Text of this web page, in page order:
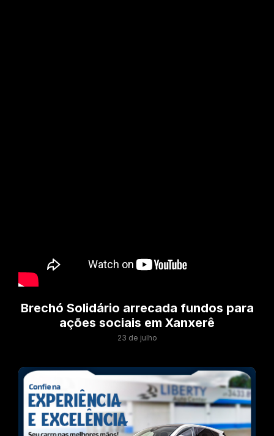
Brechó Solidário arrecada fundos para
ações sociais em Xanxerê
23 de julho